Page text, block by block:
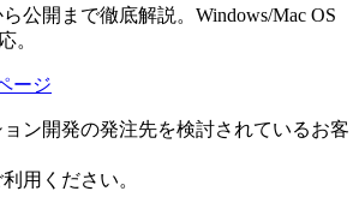
公開まで徹底解説。Windows/Mac OS
。
ージ
ン開発の発注先を検討されているお客
用ください。